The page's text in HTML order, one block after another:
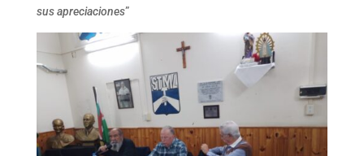
sus apreciaciones”